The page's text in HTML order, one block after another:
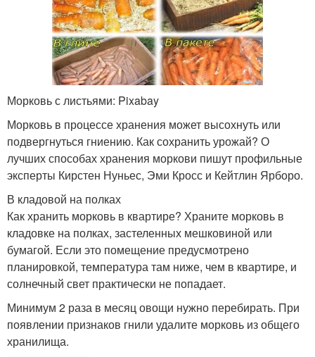
Морковь с листьями: Pixabay
Морковь в процессе хранения может высохнуть или
подвергнуться гниению. Как сохранить урожай? О
лучших способах хранения моркови пишут профильные
эксперты Кирстен Нуньес, Эми Кросс и Кейтлин Ярборо.
В кладовой на полках
Как хранить морковь в квартире? Храните морковь в
кладовке на полках, застеленных мешковиной или
бумагой. Если это помещение предусмотрено
планировкой, температура там ниже, чем в квартире, и
солнечный свет практически не попадает.
Минимум 2 раза в месяц овощи нужно перебирать. При
появлении признаков гнили удалите морковь из общего
хранилища.